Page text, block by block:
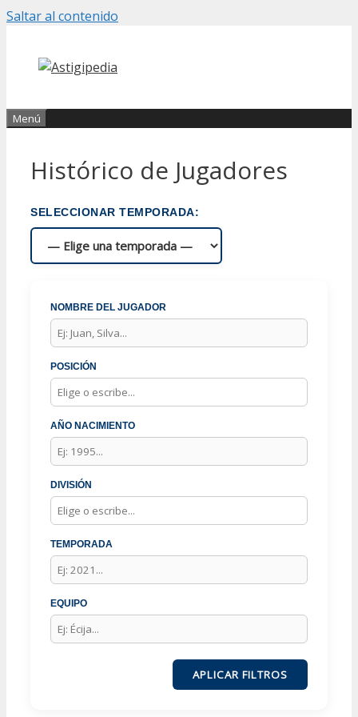
Saltar al contenido
Menú
Histórico de Jugadores
SELECCIONAR TEMPORADA:
NOMBRE DEL JUGADOR
POSICIÓN
AÑO NACIMIENTO
DIVISIÓN
TEMPORADA
EQUIPO
APLICAR FILTROS